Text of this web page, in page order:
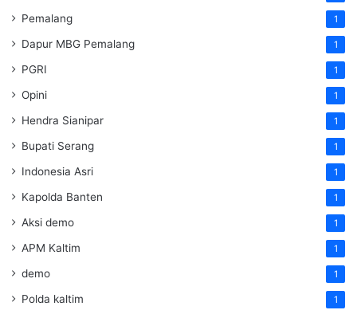
Pemalang 1
Dapur MBG Pemalang 1
PGRI 1
Opini 1
Hendra Sianipar 1
Bupati Serang 1
Indonesia Asri 1
Kapolda Banten 1
Aksi demo 1
APM Kaltim 1
demo 1
Polda kaltim 1